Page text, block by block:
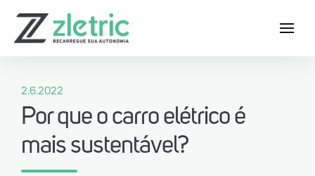
Baixe agora o App Zletric e conheça
2.6.2022
Por que o carro elétrico é
mais sustentável?